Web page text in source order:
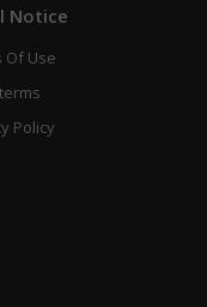
Notice
Of Use
Policy